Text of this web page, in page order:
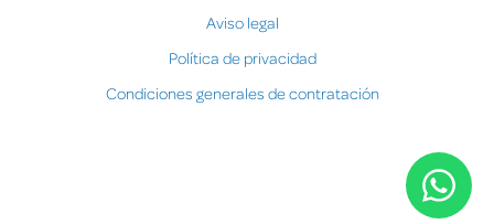
Aviso legal
Política de privacidad
Condiciones generales de contratación